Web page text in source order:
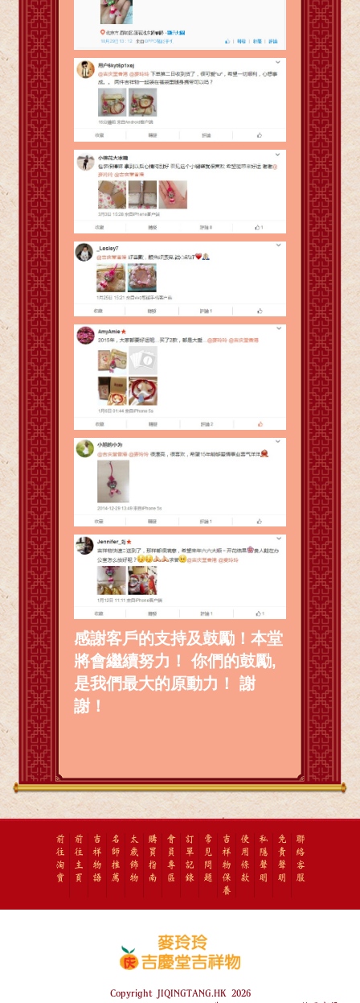
感謝客戶的支持及鼓勵！本堂
將會繼續努力！ 你們的鼓勵,
是我們最大的原動力！ 謝
謝！
前
往
淘
寶
前
往
主
頁
吉
祥
物
語
名
師
推
薦
太
歲
飾
物
購
買
指
南
會
員
專
區
訂
單
記
錄
常
見
問
題
吉
祥
物
保
養
使
用
條
款
私
隱
聲
明
免
責
聲
明
聯
絡
客
服
Copyright JIQINGTANG.HK 2026